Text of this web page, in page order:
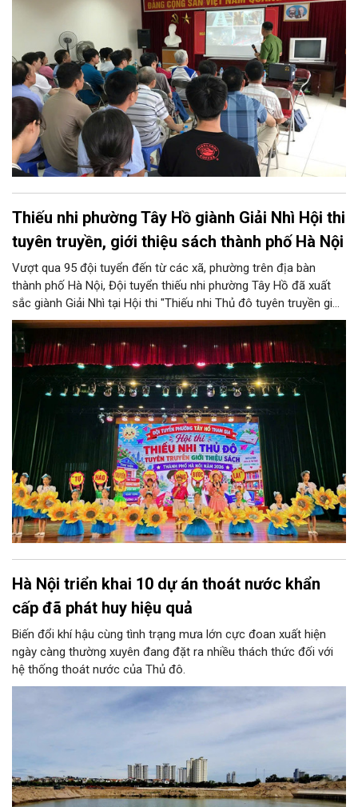
96A và 96B Định Công (phường Phương Liệt, thành phố Hà Nội)
tổ chức buổi tuyên truyền, phổ biến kiến thức và kỹ năng về
PCCC&CNCH.
Thiếu nhi phường Tây Hồ giành Giải Nhì Hội thi
tuyên truyền, giới thiệu sách thành phố Hà Nội
Vượt qua 95 đội tuyển đến từ các xã, phường trên địa bàn
thành phố Hà Nội, Đội tuyển thiếu nhi phường Tây Hồ đã xuất
sắc giành Giải Nhì tại Hội thi "Thiếu nhi Thủ đô tuyên truyền giới
thiệu sách; Múa hát tập thể và Ca khúc măng non" năm 2026 do
Sở Văn hóa và Thể thao Hà Nội tổ chức.
Hà Nội triển khai 10 dự án thoát nước khẩn
cấp đã phát huy hiệu quả
Biến đổi khí hậu cùng tình trạng mưa lớn cực đoan xuất hiện
ngày càng thường xuyên đang đặt ra nhiều thách thức đối với
hệ thống thoát nước của Thủ đô.